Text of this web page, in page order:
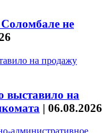
не
выставило на
| 06.08.2026